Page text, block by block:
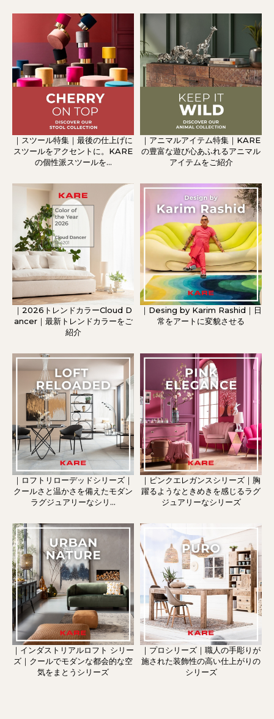
｜スツール特集｜最後の仕上げに
スツールをアクセントに。KARE
の個性派スツールを...
｜アニマルアイテム特集｜KARE
の豊富な遊び心あふれるアニマル
アイテムをご紹介
｜2026トレンドカラーCloud D
ancer｜最新トレンドカラーをご
紹介
｜Desing by Karim Rashid｜日
常をアートに変貌させる
｜ロフトリローデッドシリーズ｜
クールさと温かさを備えたモダン
ラグジュアリーなシリ...
｜ピンクエレガンスシリーズ｜胸
躍るようなときめきを感じるラグ
ジュアリーなシリーズ
｜インダストリアルロフト シリー
ズ｜クールでモダンな都会的な空
気をまとうシリーズ
｜プロシリーズ｜職人の手彫りが
施された装飾性の高い仕上がりの
シリーズ